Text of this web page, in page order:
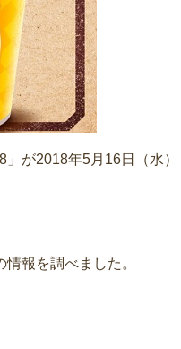
が2018年5月16日（水）
報を調べました。